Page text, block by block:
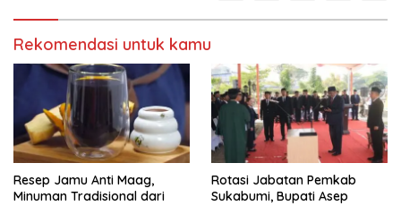
Rekomendasi untuk kamu
Resep Jamu Anti Maag,
Minuman Tradisional dari
Rotasi Jabatan Pemkab
Sukabumi, Bupati Asep